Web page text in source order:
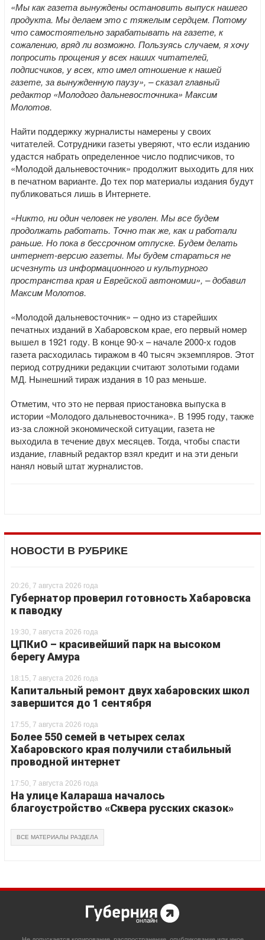
«Мы как газета вынуждены остановить выпуск нашего
продукта. Мы делаем это с тяжелым сердцем. Потому
что самостоятельно зарабатывать на газете, к
сожалению, вряд ли возможно. Пользуясь случаем, я хочу
попросить прощения у всех наших читателей,
подписчиков, у всех, кто имел отношение к нашей
газете, за вынужденную паузу», – сказал главный
редактор «Молодого дальневосточника» Максим
Молотов.
Найти поддержку журналисты намерены у своих
читателей. Сотрудники газеты уверяют, что если изданию
удастся набрать определенное число подписчиков, то
«Молодой дальневосточник» продолжит выходить для них
в печатном варианте. До тех пор материалы издания будут
публиковаться лишь в Интернете.
«Никто, ни один человек не уволен. Мы все будем
продолжать работать. Точно так же, как и работали
раньше. Но пока в бессрочном отпуске. Будем делать
интернет-версию газеты. Мы будем стараться не
исчезнуть из информационного и культурного
пространства края и Еврейской автономии», – добавил
Максим Молотов.
«Молодой дальневосточник» – одно из старейших
печатных изданий в Хабаровском крае, его первый номер
вышел в 1921 году. В конце 90-х – начале 2000-х годов
газета расходилась тиражом в 40 тысяч экземпляров. Этот
период сотрудники редакции считают золотыми годами
МД. Нынешний тираж издания в 10 раз меньше.
Отметим, что это не первая приостановка выпуска в
истории «Молодого дальневосточника». В 1995 году, также
из-за сложной экономической ситуации, газета не
выходила в течение двух месяцев. Тогда, чтобы спасти
издание, главный редактор взял кредит и на эти деньги
нанял новый штат журналистов.
НОВОСТИ В РУБРИКЕ
20:26, 7 августа 2026 года
Губернатор проверил готовность Хабаровска
к паводку
19:30, 7 августа 2026 года
ЦПКиО – красивейший парк на высоком
берегу Амура
18:15, 7 августа 2026 года
Капитальный ремонт двух хабаровских школ
завершится до 1 сентября
17:55, 7 августа 2026 года
Более 550 семей в четырех селах
Хабаровского края получили стабильный
проводной интернет
17:50, 7 августа 2026 года
На улице Калараша началось
благоустройство «Сквера русских сказок»
ВСЕ МАТЕРИАЛЫ РАЗДЕЛА